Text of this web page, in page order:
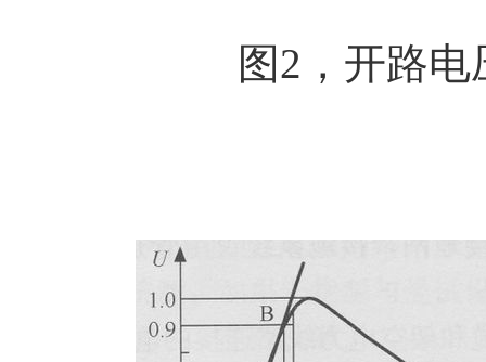
图2 ，开路